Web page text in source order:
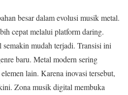
besar dalam evolusi musik metal.
cepat melalui platform daring.
mudah terjadi. Transisi ini
baru. Metal modern sering
lain. Karena inovasi tersebut,
Zona musik digital membuka